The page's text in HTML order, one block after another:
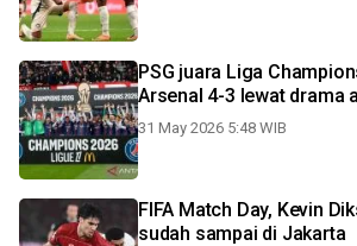
PSG juara Liga Champions usai kalahkan
31 May 2026 5:48 WIB
FIFA Match Day, Kevin
sudah sampai di Jakarta